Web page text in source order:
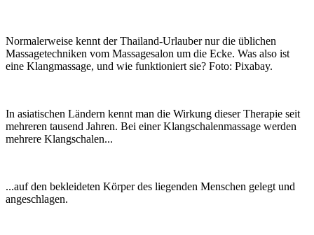
Normalerweise kennt der Thailand-Urlauber nur die üblichen
Massagetechniken vom Massagesalon um die Ecke. Was also ist
eine Klangmassage, und wie funktioniert sie? Foto: Pixabay.
In asiatischen Ländern kennt man die Wirkung dieser Therapie seit
mehreren tausend Jahren. Bei einer Klangschalenmassage werden
mehrere Klangschalen...
...auf den bekleideten Körper des liegenden Menschen gelegt und
angeschlagen.